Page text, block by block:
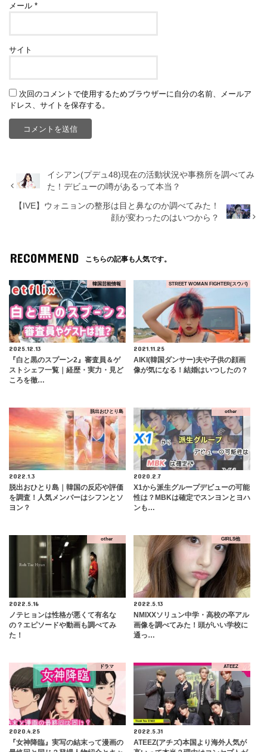
メール*
サイト
次回のコメントで使用するためブラウザーに自分の名前、メールア
ドレス、サイトを保存する。
イシアン(プデュ48)現在の活動状況や事務所を調べてみ
た！デビューの噂があるって本当？
【IVE】ウォニョンの整形は目と鼻なのか調べてみた！
顔が変わったのはいつから？
RECOMMEND こちらの記事も人気です。
韓国芸能情報
2025.12.13
『白と黒のスプーン2』審査員＆ゲ
ストシェフ一覧｜経歴・実力・見ど
ころを徹…
STREET WOMAN FIGHTER(スウパ)
2021.11.25
AIKI(韓国ダンサー)夫や子供の顔画
像が気になる！結婚はいつしたの？
脱出おひとり島
2022.1.3
脱出おひとり島｜韓国の反応や評価
を調査！人気メンバーはシフンとソ
ヨン？
other
2020.2.7
X1から派生グループデビューの可能
性は？MBKは確定でスンヨンとヨハ
ンも…
other
2022.5.16
ノテヒョンは性格が悪くて有名な
の？エピソードや動画も調べてみ
た！
GIRLS他
2022.5.13
NMIXXソリュン中学・高校の卒アル
画像を調べてみた！頭がいい学校に
通っ…
ドラマ
2020.4.25
『女神降臨』実写の結末って漫画の
ATEEZ
2022.5.31
ATEEZ(アチズ)本国より海外人気が